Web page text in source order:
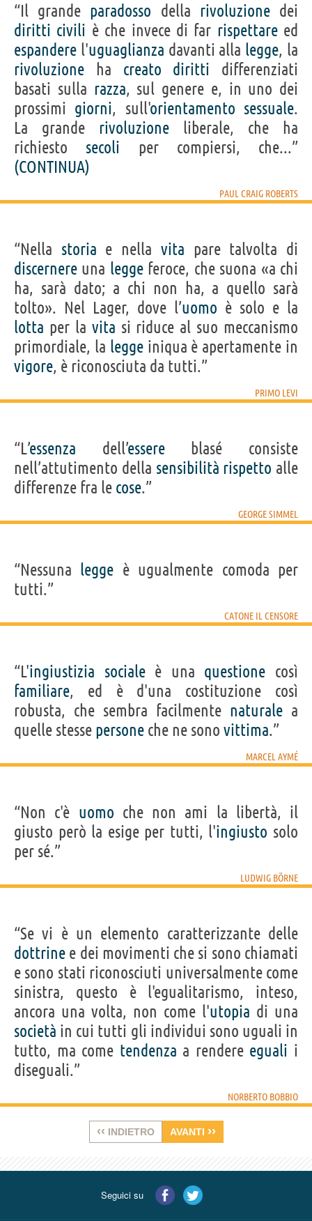
“Il grande paradosso della rivoluzionedei
diritti civili è che invece di far rispettareed
espandere l'uguaglianza davanti alla legge, la
rivoluzione ha creato diritti differenziati
basati sulla razza, sul genere e, in uno dei
prossimi giorni, sull'orientamento sessuale.
La grande rivoluzione liberale, che ha
richiesto secoli per compiersi, che...”
(CONTINUA)
PAUL CRAIG ROBERTS
“Nella storia e nella vita pare talvolta di
discernere una leggeferoce, che suona «a chi
ha, sarà dato; a chi non ha, a quello sarà
tolto». Nel Lager, dove l’uomo è solo e la
lotta per la vita si riduce al suo meccanismo
primordiale, la leggeiniqua è apertamente in
vigore, è riconosciuta da tutti.”
PRIMO LEVI
“L’essenza dell’essereblasé consiste
nell’attutimento della sensibilità rispetto alle
differenze fra le cose.”
GEORGE SIMMEL
“Nessuna legge è ugualmente comoda per
tutti.”
CATONE IL CENSORE
“L'ingiustizia socialeè una questione così
familiare, ed è d'una costituzione così
robusta, che sembra facilmente naturale a
quelle stesse persone che ne sono vittima.”
MARCEL AYMÉ
“Non c'è uomo che non ami la libertà, il
giusto però la esige per tutti, l'ingiusto solo
per sé.”
LUDWIG BÖRNE
“Se vi è un elemento caratterizzante delle
dottrine e dei movimenti che si sono chiamati
e sono stati riconosciuti universalmente come
sinistra, questo è l'egualitarismo, inteso,
ancora una volta, non come l'utopia di una
società in cui tutti gli individui sono uguali in
tutto, ma come tendenza a rendere eguali i
diseguali.”
NORBERTO BOBBIO
‹‹ INDIETRO AVANTI ››
Seguici su